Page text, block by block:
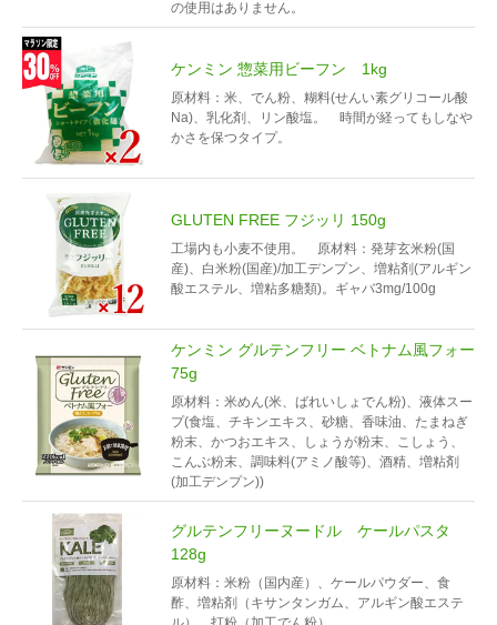
の使用はありません。
ケンミン 惣菜用ビーフン 1kg
原材料：米、でん粉、糊料(せんい素グリコール酸
Na)、乳化剤、リン酸塩。 時間が経ってもしなや
かさを保つタイプ。
GLUTEN FREE フジッリ 150g
工場内も小麦不使用。 原材料：発芽玄米粉(国
産)、白米粉(国産)/加工デンプン、増粘剤(アルギン
酸エステル、増粘多糖類)。ギャバ3mg/100g
ケンミン グルテンフリー ベトナム風フォー
75g
原材料：米めん(米、ばれいしょでん粉)、液体スー
プ(食塩、チキンエキス、砂糖、香味油、たまねぎ
粉末、かつおエキス、しょうが粉末、こしょう、
こんぶ粉末、調味料(アミノ酸等)、酒精、増粘剤
(加工デンプン))
グルテンフリーヌードル ケールパスタ
128g
原材料：米粉（国内産）、ケールパウダー、食
酢、増粘剤（キサンタンガム、アルギン酸エステ